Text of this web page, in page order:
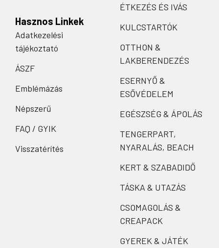
Hasznos Linkek
Adatkezelési
tájékoztató
ÁSZF
Emblémázás
Népszerű
FAQ / GYIK
Visszatérítés
ÉTKEZÉS ÉS IVÁS
KULCSTARTÓK
OTTHON &
LAKBERENDEZÉS
ESERNYŐ &
ESŐVÉDELEM
EGÉSZSÉG & ÁPOLÁS
TENGERPART,
NYARALÁS, BEACH
KERT & SZABADIDŐ
TÁSKA & UTAZÁS
CSOMAGOLÁS &
CREAPACK
GYEREK & JÁTÉK